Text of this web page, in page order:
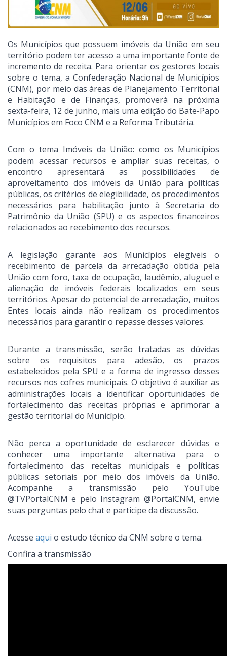
Os Municípios que possuem imóveis da União em seu
território podem ter acesso a uma importante fonte de
incremento de receita. Para orientar os gestores locais
sobre o tema, a Confederação Nacional de Municípios
(CNM), por meio das áreas de Planejamento Territorial
e Habitação e de Finanças, promoverá na próxima
sexta-feira, 12 de junho, mais uma edição do Bate-Papo
Municípios em Foco CNM e a Reforma Tributária.
Com o tema Imóveis da União: como os Municípios
podem acessar recursos e ampliar suas receitas, o
encontro apresentará as possibilidades de
aproveitamento dos imóveis da União para políticas
públicas, os critérios de elegibilidade, os procedimentos
necessários para habilitação junto à Secretaria do
Patrimônio da União (SPU) e os aspectos financeiros
relacionados ao recebimento dos recursos.
A legislação garante aos Municípios elegíveis o
recebimento de parcela da arrecadação obtida pela
União com foro, taxa de ocupação, laudêmio, aluguel e
alienação de imóveis federais localizados em seus
territórios. Apesar do potencial de arrecadação, muitos
Entes locais ainda não realizam os procedimentos
necessários para garantir o repasse desses valores.
Durante a transmissão, serão tratadas as dúvidas
sobre os requisitos para adesão, os prazos
estabelecidos pela SPU e a forma de ingresso desses
recursos nos cofres municipais. O objetivo é auxiliar as
administrações locais a identificar oportunidades de
fortalecimento das receitas próprias e aprimorar a
gestão territorial do Município.
Não perca a oportunidade de esclarecer dúvidas e
conhecer uma importante alternativa para o
fortalecimento das receitas municipais e políticas
públicas setoriais por meio dos imóveis da União.
Acompanhe a transmissão pelo YouTube
@TVPortalCNM e pelo Instagram @PortalCNM, envie
suas perguntas pelo chat e participe da discussão.
Acesse aqui o estudo técnico da CNM sobre o tema.
Confira a transmissão